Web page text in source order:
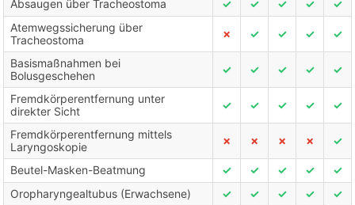
Absaugen über Tracheostoma
✓ ✓ ✓ ✓
✓
Atemwegssicherung über
Tracheostoma
✗ ✓ ✓ ✓ ✓
Basismaßnahmen bei
Bolusgeschehen
✓ ✓ ✓ ✓ ✓
Fremdkörperentfernung unter
direkter Sicht
✓ ✓ ✓ ✓ ✓
Fremdkörperentfernung mittels
Laryngoskopie
✗ ✗ ✗ ✗ ✓
Beutel-Masken-Beatmung ✓ ✓ ✓ ✓
✓
Oropharyngealtubus (Erwachsene)
✓ ✓ ✓ ✓
✓